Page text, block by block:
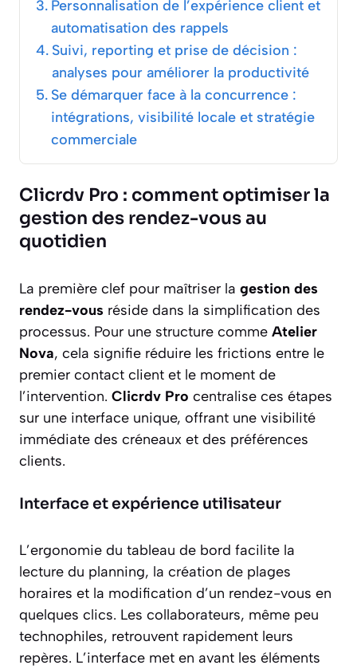
Personnalisation de l’expérience client et
automatisation des rappels
Suivi, reporting et prise de décision :
analyses pour améliorer la productivité
Se démarquer face à la concurrence :
intégrations, visibilité locale et stratégie
commerciale
Clicrdv Pro : comment optimiser la
gestion des rendez-vous au
quotidien
La première clef pour maîtriser la gestion des
rendez-vous réside dans la simplification des
processus. Pour une structure comme Atelier
Nova, cela signifie réduire les frictions entre le
premier contact client et le moment de
l’intervention. Clicrdv Pro centralise ces étapes
sur une interface unique, offrant une visibilité
immédiate des créneaux et des préférences
clients.
Interface et expérience utilisateur
L’ergonomie du tableau de bord facilite la
lecture du planning, la création de plages
horaires et la modification d’un rendez-vous en
quelques clics. Les collaborateurs, même peu
technophiles, retrouvent rapidement leurs
repères. L’interface met en avant les éléments